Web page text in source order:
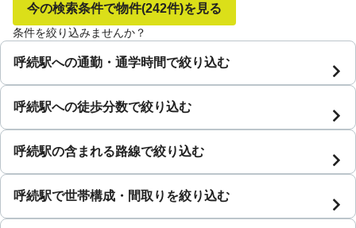
今の検索条件で物件(242件)を見る
条件を絞り込みませんか？
呼続駅への通勤・通学時間で絞り込む
呼続駅への徒歩分数で絞り込む
呼続駅の含まれる路線で絞り込む
呼続駅で世帯構成・間取りを絞り込む